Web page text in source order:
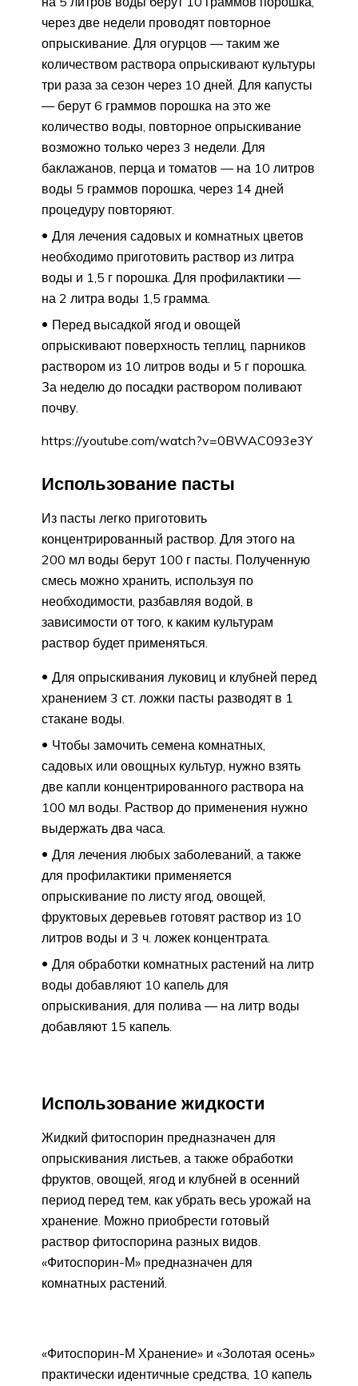
через две недели проводят повторное
опрыскивание. Для огурцов — таким же
количеством раствора опрыскивают культуры
три раза за сезон через 10 дней. Для капусты
— берут 6 граммов порошка на это же
количество воды, повторное опрыскивание
возможно только через 3 недели. Для
баклажанов, перца и томатов — на 10 литров
воды 5 граммов порошка, через 14 дней
процедуру повторяют.
Для лечения садовых и комнатных цветов
необходимо приготовить раствор из литра
воды и 1,5 г порошка. Для профилактики —
на 2 литра воды 1,5 грамма.
Перед высадкой ягод и овощей
опрыскивают поверхность теплиц, парников
раствором из 10 литров воды и 5 г порошка.
За неделю до посадки раствором поливают
почву.
https://youtube.com/watch?v=0BWAC093e3Y
Использование пасты
Из пасты легко приготовить
концентрированный раствор. Для этого на
200 мл воды берут 100 г пасты. Полученную
смесь можно хранить, используя по
необходимости, разбавляя водой, в
зависимости от того, к каким культурам
раствор будет применяться.
Для опрыскивания луковиц и клубней перед
хранением 3 ст. ложки пасты разводят в 1
стакане воды.
Чтобы замочить семена комнатных,
садовых или овощных культур, нужно взять
две капли концентрированного раствора на
100 мл воды. Раствор до применения нужно
выдержать два часа.
Для лечения любых заболеваний, а также
для профилактики применяется
опрыскивание по листу ягод, овощей,
фруктовых деревьев готовят раствор из 10
литров воды и 3 ч. ложек концентрата.
Для обработки комнатных растений на литр
воды добавляют 10 капель для
опрыскивания, для полива — на литр воды
добавляют 15 капель.
Использование жидкости
Жидкий фитоспорин предназначен для
опрыскивания листьев, а также обработки
фруктов, овощей, ягод и клубней в осенний
период перед тем, как убрать весь урожай на
хранение. Можно приобрести готовый
раствор фитоспорина разных видов.
«Фитоспорин-М» предназначен для
комнатных растений.
«Фитоспорин-М Хранение» и «Золотая осень»
практически идентичные средства, 10 капель